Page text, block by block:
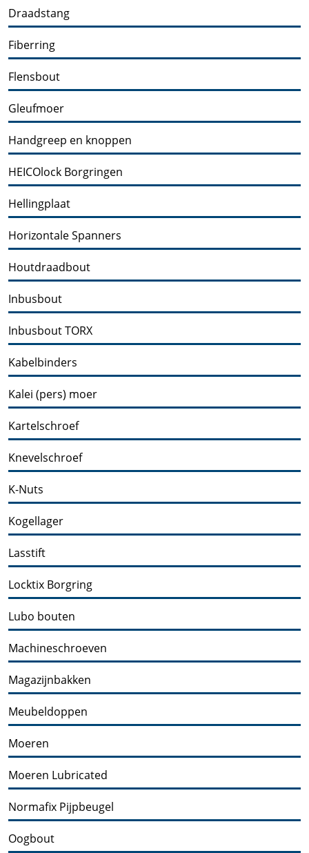
Draadstang
Fiberring
Flensbout
Gleufmoer
Handgreep en knoppen
HEICOlock Borgringen
Hellingplaat
Horizontale Spanners
Houtdraadbout
Inbusbout
Inbusbout TORX
Kabelbinders
Kalei (pers) moer
Kartelschroef
Knevelschroef
K-Nuts
Kogellager
Lasstift
Locktix Borgring
Lubo bouten
Machineschroeven
Magazijnbakken
Meubeldoppen
Moeren
Moeren Lubricated
Normafix Pijpbeugel
Oogbout